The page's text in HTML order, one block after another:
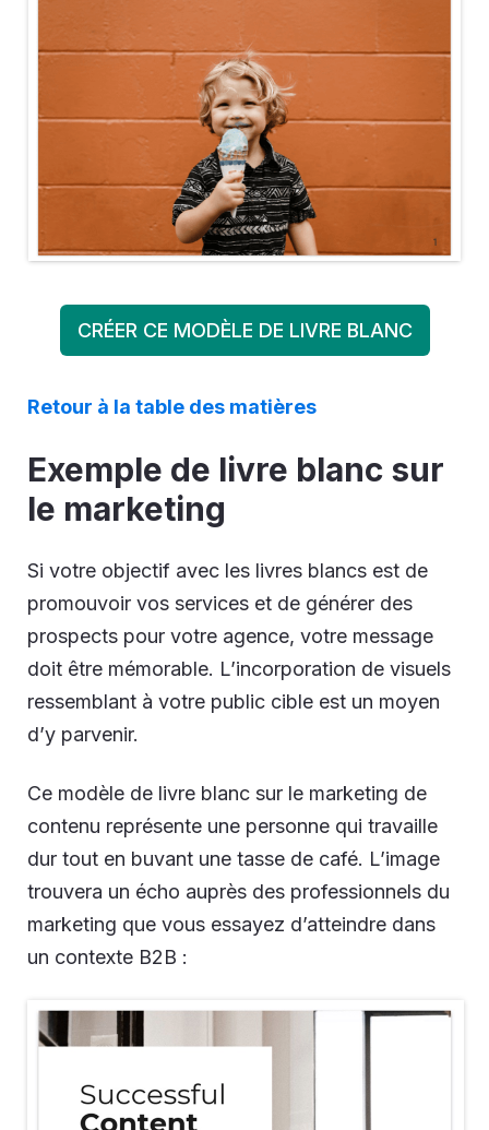
CRÉER CE MODÈLE DE LIVRE BLANC
Retour à la table des matières
Exemple de livre blanc sur
le marketing
Si votre objectif avec les livres blancs est de
promouvoir vos services et de générer des
prospects pour votre agence, votre message
doit être mémorable. L’incorporation de visuels
ressemblant à votre public cible est un moyen
d’y parvenir.
Ce modèle de livre blanc sur le marketing de
contenu représente une personne qui travaille
dur tout en buvant une tasse de café. L’image
trouvera un écho auprès des professionnels du
marketing que vous essayez d’atteindre dans
un contexte B2B :